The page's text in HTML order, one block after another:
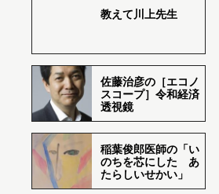
教えて川上先生
佐藤治彦の［エコノ
スコープ］令和経済
透視鏡
稲葉俊郎医師の「い
のちを芯にした あ
たらしいせかい」